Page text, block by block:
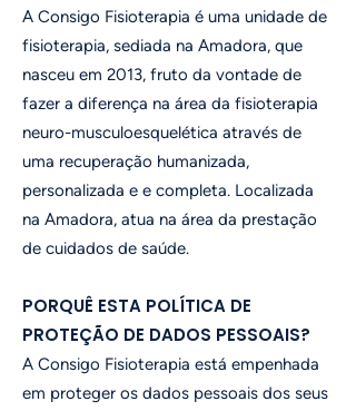
A Consigo Fisioterapia é uma unidade de
fisioterapia, sediada na Amadora, que
nasceu em 2013, fruto da vontade de
fazer a diferença na área da fisioterapia
neuro-musculoesquelética através de
uma recuperação humanizada,
personalizada e e completa. Localizada
na Amadora, atua na área da prestação
de cuidados de saúde.
PORQUÊ ESTA POLÍTICA DE
PROTEÇÃO DE DADOS PESSOAIS?
A Consigo Fisioterapia está empenhada
em proteger os dados pessoais dos seus